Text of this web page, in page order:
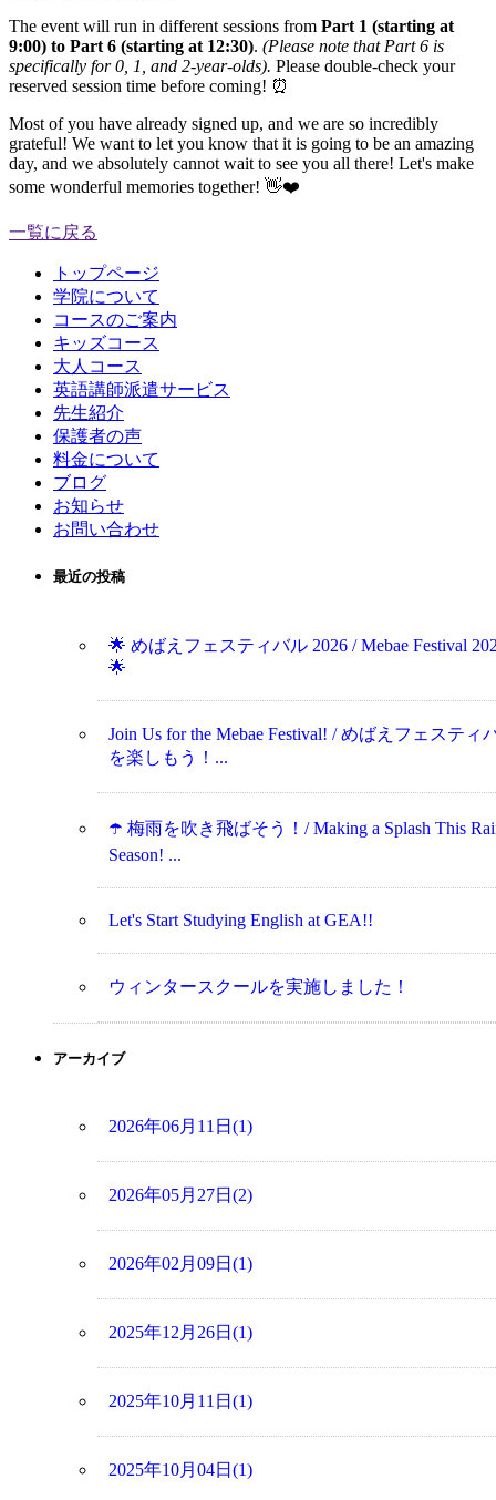
The event will run in different sessions from Part 1 (starting at
9:00) to Part 6 (starting at 12:30). (Please note that Part 6 is
specifically for 0, 1, and 2-year-olds). Please double-check your
reserved session time before coming! ⏰
Most of you have already signed up, and we are so incredibly
grateful! We want to let you know that it is going to be an amazing
day, and we absolutely cannot wait to see you all there! Let's make
some wonderful memories together! 👋❤️
一覧に戻る
トップページ
学院について
コースのご案内
キッズコース
大人コース
英語講師派遣サービス
先生紹介
保護者の声
料金について
ブログ
お知らせ
お問い合わせ
最近の投稿
🌟 めばえフェスティバル 2026 / Mebae Festival
🌟
Join Us for the Mebae Festival! / めばえフェスティ
を楽しもう！...
☂️ 梅雨を吹き飛ばそう！/ Making a Splash This
Season! ...
Let's Start Studying English at GEA!!
ウィンタースクールを実施しました！
アーカイブ
2026年06月11日(1)
2026年05月27日(2)
2026年02月09日(1)
2025年12月26日(1)
2025年10月11日(1)
2025年10月04日(1)